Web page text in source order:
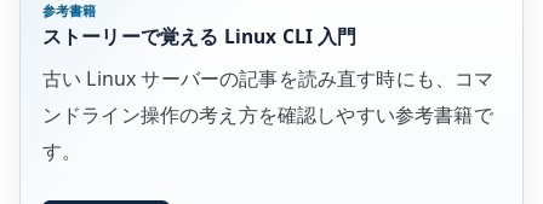
参考書籍
ストーリーで覚える Linux CLI 入門
古い Linux サーバーの記事を読み直す時にも、コマ
ンドライン操作の考え方を確認しやすい参考書籍で
す。